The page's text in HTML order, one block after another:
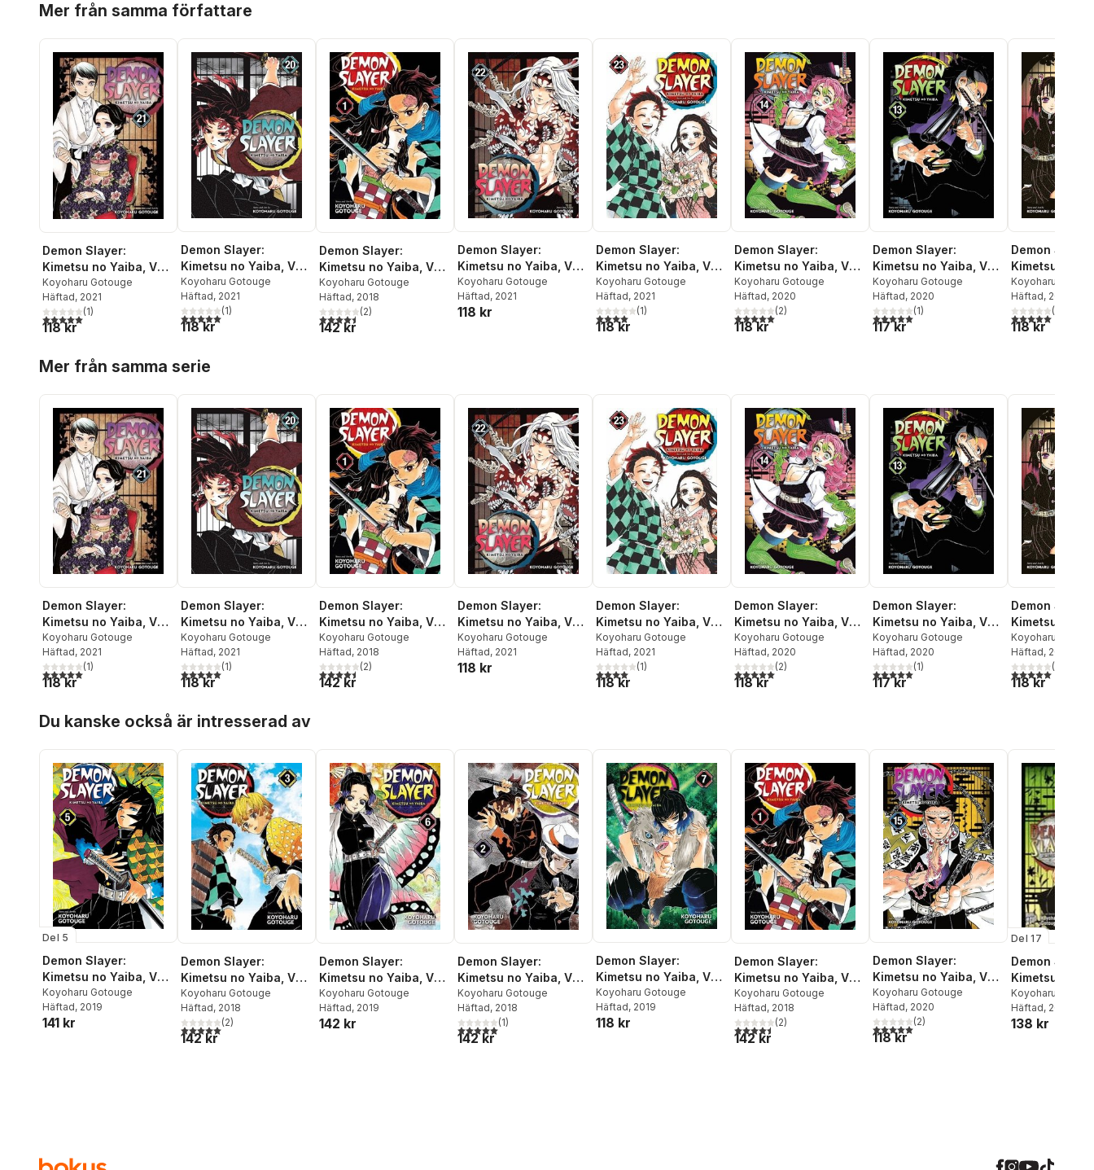
Mer från samma författare
Demon Slayer:
Kimetsu no Yaiba, Vol.
21
Koyoharu Gotouge
Häftad, 2021
5,0utav 5 stjärnor. Totalt antal röster:
(1)
118 kr
Demon Slayer:
Kimetsu no Yaiba, Vol.
20
Koyoharu Gotouge
Häftad, 2021
5,0utav 5 stjärnor. Totalt antal röster:
(1)
118 kr
Demon Slayer:
Kimetsu no Yaiba, Vol.
1
Koyoharu Gotouge
Häftad, 2018
4,5utav 5 stjärnor. Totalt antal röster:
(2)
142 kr
Demon Slayer:
Kimetsu no Yaiba, Vol.
22
Koyoharu Gotouge
Häftad, 2021
118 kr
Demon Slayer:
Kimetsu no Yaiba, Vol.
23
Koyoharu Gotouge
Häftad, 2021
4,0utav 5 stjärnor. Totalt antal röster:
(1)
118 kr
Demon Slayer:
Kimetsu no Yaiba, Vol.
14
Koyoharu Gotouge
Häftad, 2020
5,0utav 5 stjärnor. Totalt antal röster:
(2)
118 kr
Demon Slayer:
Kimetsu no Yaiba, Vol.
13
Koyoharu Gotouge
Häftad, 2020
5,0utav 5 stjärnor. Totalt antal röster:
(1)
117 kr
Demon Slayer:
Kimetsu no
18
Koyoharu
Häftad, 2020
5,0utav 5(
118 kr
Mer från samma serie
Demon Slayer:
Kimetsu no Yaiba, Vol.
21
Koyoharu Gotouge
Häftad, 2021
5,0utav 5 stjärnor. Totalt antal röster:
(1)
118 kr
Demon Slayer:
Kimetsu no Yaiba, Vol.
20
Koyoharu Gotouge
Häftad, 2021
5,0utav 5 stjärnor. Totalt antal röster:
(1)
118 kr
Demon Slayer:
Kimetsu no Yaiba, Vol.
1
Koyoharu Gotouge
Häftad, 2018
4,5utav 5 stjärnor. Totalt antal röster:
(2)
142 kr
Demon Slayer:
Kimetsu no Yaiba, Vol.
22
Koyoharu Gotouge
Häftad, 2021
118 kr
Demon Slayer:
Kimetsu no Yaiba, Vol.
23
Koyoharu Gotouge
Häftad, 2021
4,0utav 5 stjärnor. Totalt antal röster:
(1)
118 kr
Demon Slayer:
Kimetsu no Yaiba, Vol.
14
Koyoharu Gotouge
Häftad, 2020
5,0utav 5 stjärnor. Totalt antal röster:
(2)
118 kr
Demon Slayer:
Kimetsu no Yaiba, Vol.
13
Koyoharu Gotouge
Häftad, 2020
5,0utav 5 stjärnor. Totalt antal röster:
(1)
117 kr
Demon Slayer:
Kimetsu no
18
Koyoharu
Häftad, 2020
5,0utav 5(
118 kr
Du kanske också är intresserad av
Del 5
Demon Slayer:
Kimetsu no Yaiba, Vol.
5
Koyoharu Gotouge
Häftad, 2019
141 kr
Demon Slayer:
Kimetsu no Yaiba, Vol.
3
Koyoharu Gotouge
Häftad, 2018
5,0utav 5 stjärnor. Totalt antal röster:
(2)
142 kr
Demon Slayer:
Kimetsu no Yaiba, Vol.
6
Koyoharu Gotouge
Häftad, 2019
142 kr
Demon Slayer:
Kimetsu no Yaiba, Vol.
2
Koyoharu Gotouge
Häftad, 2018
5,0utav 5 stjärnor. Totalt antal röster:
(1)
142 kr
Demon Slayer:
Kimetsu no Yaiba, Vol.
7
Koyoharu Gotouge
Häftad, 2019
118 kr
Demon Slayer:
Kimetsu no Yaiba, Vol.
1
Koyoharu Gotouge
Häftad, 2018
4,5utav 5 stjärnor. Totalt antal röster:
(2)
142 kr
Demon Slayer:
Kimetsu no Yaiba, Vol.
15
Koyoharu Gotouge
Häftad, 2020
5,0utav 5 stjärnor. Totalt antal röster:
(2)
118 kr
Del 17
Demon
Kimetsu no
Koyoharu
Häftad, 2022
138 kr